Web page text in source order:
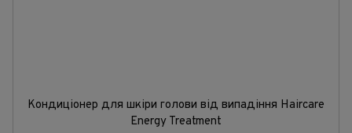
Кондиціонер для шкіри голови від випадіння Haircare
Energy Treatment